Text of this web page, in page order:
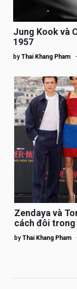
Jung Kook và
1957
by Thai Khang Pham
Zendaya và
cách đôi trong
by Thai Khang Pham